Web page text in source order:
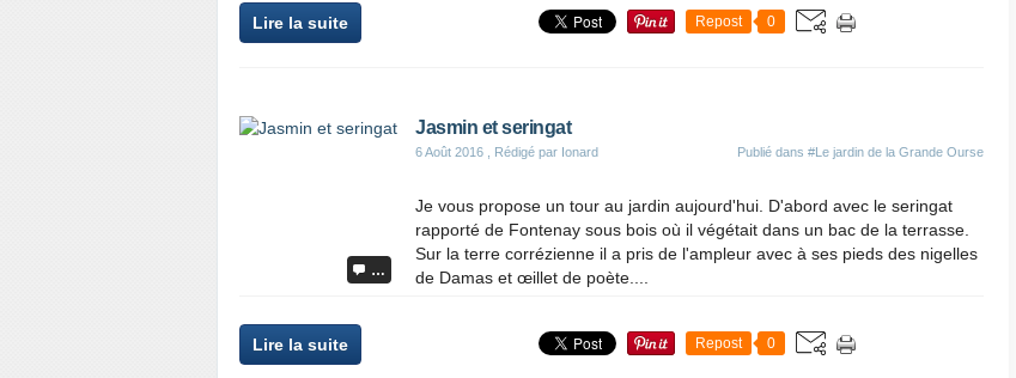
Lire la suite Repost 0
…
Jasmin et seringat
6 Août 2016 , Rédigé par Ionard Publié dans #Le jardin de la Grande Ourse
Je vous propose un tour au jardin aujourd'hui. D'abord avec le seringat
rapporté de Fontenay sous bois où il végétait dans un bac de la terrasse.
Sur la terre corrézienne il a pris de l'ampleur avec à ses pieds des nigelles
de Damas et œillet de poète....
Lire la suite Repost 0